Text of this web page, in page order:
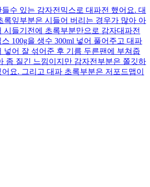
수 있는 감자전믹스로 대파전 했어요. 대
록잎부분은 시들어 버리는 경우가 많아 아
시들기전에 초록부분만으로 감자대파전
100g을 생수 300ml 넣어 풀어주고 대파
넣어 잘 섞어준 후 기름 두른팬에 부쳐줍
좀 질긴 느낌이지만 감자전부분은 쫄깃하
요. 그리고 대파 초록부분은 저포드맵이